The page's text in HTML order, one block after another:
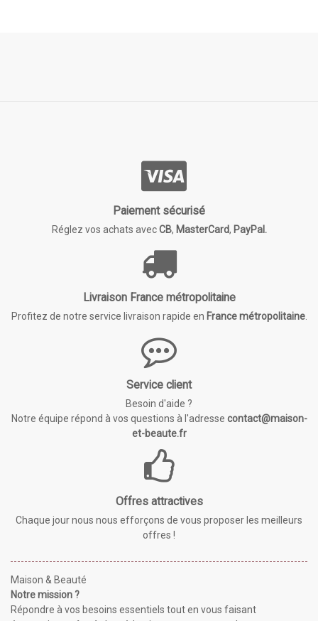
Paiement sécurisé
Réglez vos achats avecCB, MasterCard, PayPal.
Livraison France métropolitaine
Profitez de notre service livraison rapide en France métropolitaine.
Service client
Besoin d'aide ?
Notre équipe répond à vos questions à l'adresse contact@maison-
et-beaute.fr
Offres attractives
Chaque jour nous nous efforçons de vous proposer les meilleurs
offres !
Maison & Beauté
Notre mission ?
Répondre à vos besoins essentiels tout en vous faisant